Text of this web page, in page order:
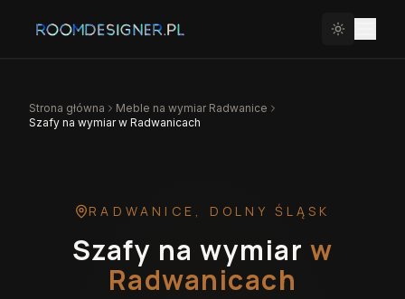
Strona główna Meble na wymiar Radwanice
Szafy na wymiar w Radwanicach
RADWANICE , DOLNY ŚLĄSK
Szafy na wymiar w
Radwanicach